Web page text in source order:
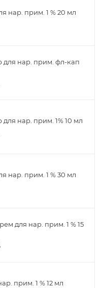
нар. прим. 1 % 20 мл
для нар. прим. фл-кап
нар. прим. 1% 10 мл
нар. прим. 1 % 30 мл
для нар. прим. 1 % 15
прим. 1 % 12 мл